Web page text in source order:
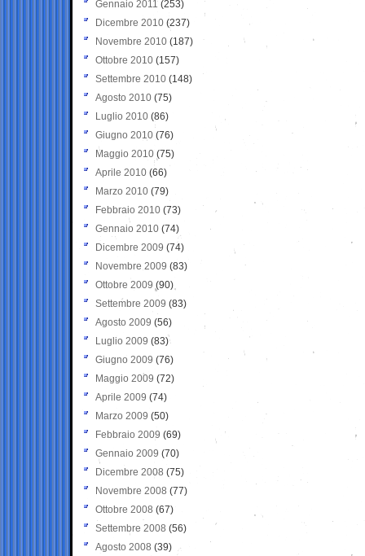
Gennaio 2011 (253)
Dicembre 2010 (237)
Novembre 2010 (187)
Ottobre 2010 (157)
Settembre 2010 (148)
Agosto 2010 (75)
Luglio 2010 (86)
Giugno 2010 (76)
Maggio 2010 (75)
Aprile 2010 (66)
Marzo 2010 (79)
Febbraio 2010 (73)
Gennaio 2010 (74)
Dicembre 2009 (74)
Novembre 2009 (83)
Ottobre 2009 (90)
Settembre 2009 (83)
Agosto 2009 (56)
Luglio 2009 (83)
Giugno 2009 (76)
Maggio 2009 (72)
Aprile 2009 (74)
Marzo 2009 (50)
Febbraio 2009 (69)
Gennaio 2009 (70)
Dicembre 2008 (75)
Novembre 2008 (77)
Ottobre 2008 (67)
Settembre 2008 (56)
Agosto 2008 (39)